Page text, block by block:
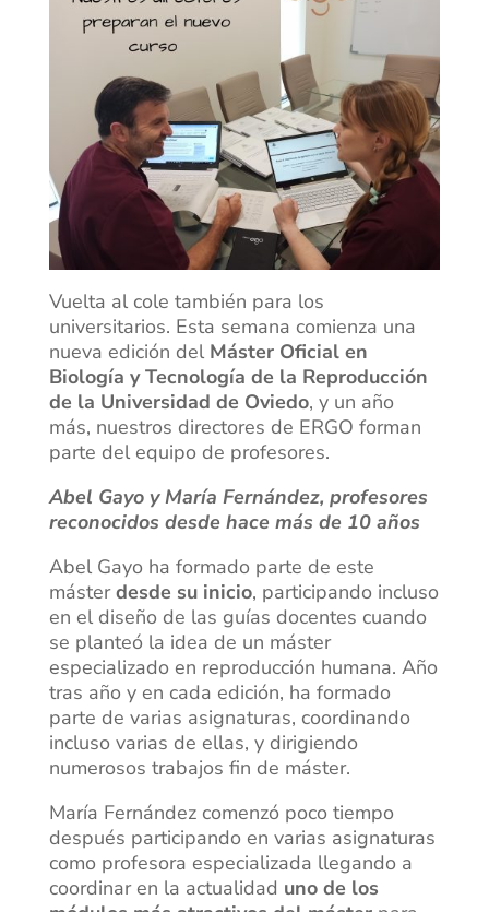
Vuelta al cole también para los
universitarios. Esta semana comienza una
nueva edición del Máster Oficial en
Biología y Tecnología de la Reproducción
de la Universidad de Oviedo, y un año
más, nuestros directores de ERGO forman
parte del equipo de profesores.
Abel Gayo y María Fernández, profesores
reconocidos desde hace más de 10 años
Abel Gayo ha formado parte de este
másterdesde su inicio, participando incluso
en el diseño de las guías docentes cuando
se planteó la idea de un máster
especializado en reproducción humana. Año
tras año y en cada edición, ha formado
parte de varias asignaturas, coordinando
incluso varias de ellas, y dirigiendo
numerosos trabajos fin de máster.
María Fernández comenzó poco tiempo
después participando en varias asignaturas
como profesora especializada llegando a
coordinar en la actualidad uno de los